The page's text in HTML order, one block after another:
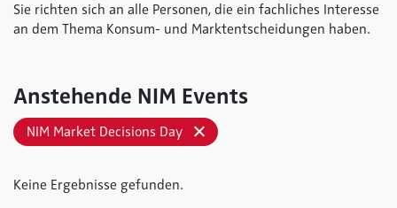
Sie richten sich an alle Personen, die ein fachliches Interesse
an dem Thema Konsum- und Marktentscheidungen haben.
Anstehende NIM Events
NIM Market Decisions Day
Keine Ergebnisse gefunden.